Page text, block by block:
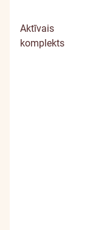
Aktīvais
komplekts